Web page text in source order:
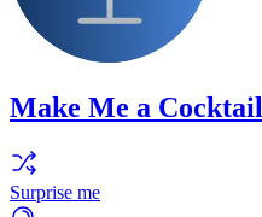
Make Me a Cocktail
Surprise me